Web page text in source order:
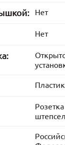
Нет
Нет
Пластик
Розетка